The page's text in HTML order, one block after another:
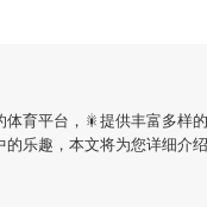
体育平台，🎇提供丰富多样
的乐趣，本文将为您详细介绍